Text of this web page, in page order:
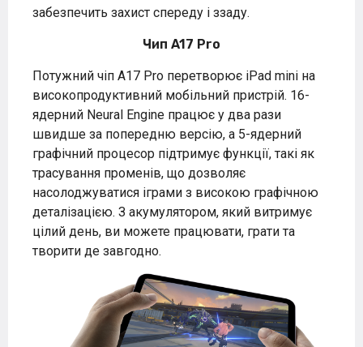
забезпечить захист спереду і ззаду.
Чип A17 Pro
Потужний чіп A17 Pro перетворює iPad mini на
високопродуктивний мобільний пристрій. 16-
ядерний Neural Engine працює у два рази
швидше за попередню версію, а 5-ядерний
графічний процесор підтримує функції, такі як
трасування променів, що дозволяє
насолоджуватися іграми з високою графічною
деталізацією. З акумулятором, який витримує
цілий день, ви можете працювати, грати та
творити де завгодно.